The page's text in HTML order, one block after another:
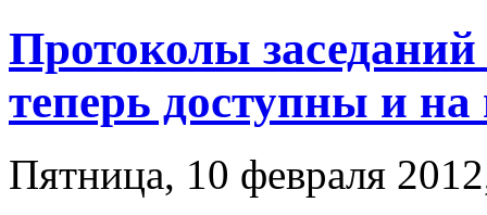
Протоколы
теперь доступны и
Пятница, 10 февраля